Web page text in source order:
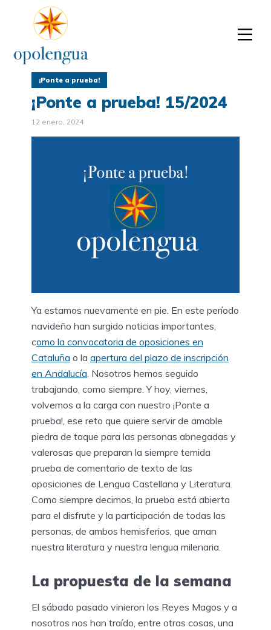
¡Ponte a prueba!
¡Ponte a prueba! 15/2024
12 enero, 2024
Ya estamos nuevamente en pie. En este período
navideño han surgido noticias importantes,
como la convocatoria de oposiciones en
Cataluña o la apertura del plazo de inscripción
en Andalucía . Nosotros hemos seguido
trabajando, como siempre. Y hoy, viernes,
volvemos a la carga con nuestro ¡Ponte a
prueba!, ese reto que quiere servir de amable
piedra de toque para las personas abnegadas y
valerosas que preparan la siempre temida
prueba de comentario de texto de las
oposiciones de Lengua Castellana y Literatura.
Como siempre decimos, la prueba está abierta
para el disfrute y la participación de todas las
personas, de ambos hemisferios, que aman
nuestra literatura y nuestra lengua milenaria.
La propuesta de la semana
El sábado pasado vinieron los Reyes Magos y a
nosotros nos han traído, entre otras cosas, una